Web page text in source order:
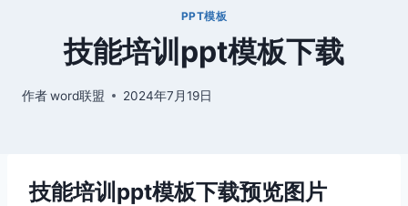
PPT模板
技能培训ppt模板下载
作者word联盟 2024年7月19日
技能培训ppt模板下载预览图片